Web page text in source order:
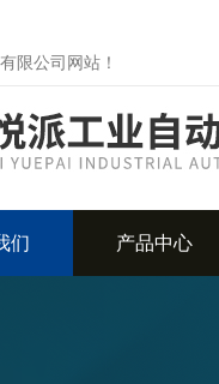
限公司网站！
们 产品中心